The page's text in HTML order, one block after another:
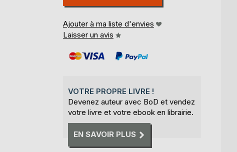
Ajouter à ma liste d'envies
Laisser un avis
VOTRE PROPRE LIVRE !
Devenez auteur avec BoD et vendez
votre livre et votre ebook en librairie.
EN SAVOIR PLUS